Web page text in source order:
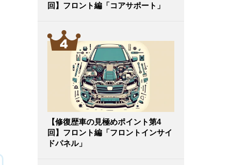
回】フロント編「コアサポート」
【修復歴車の見極めポイント第4
回】フロント編「フロントインサイ
ドパネル」